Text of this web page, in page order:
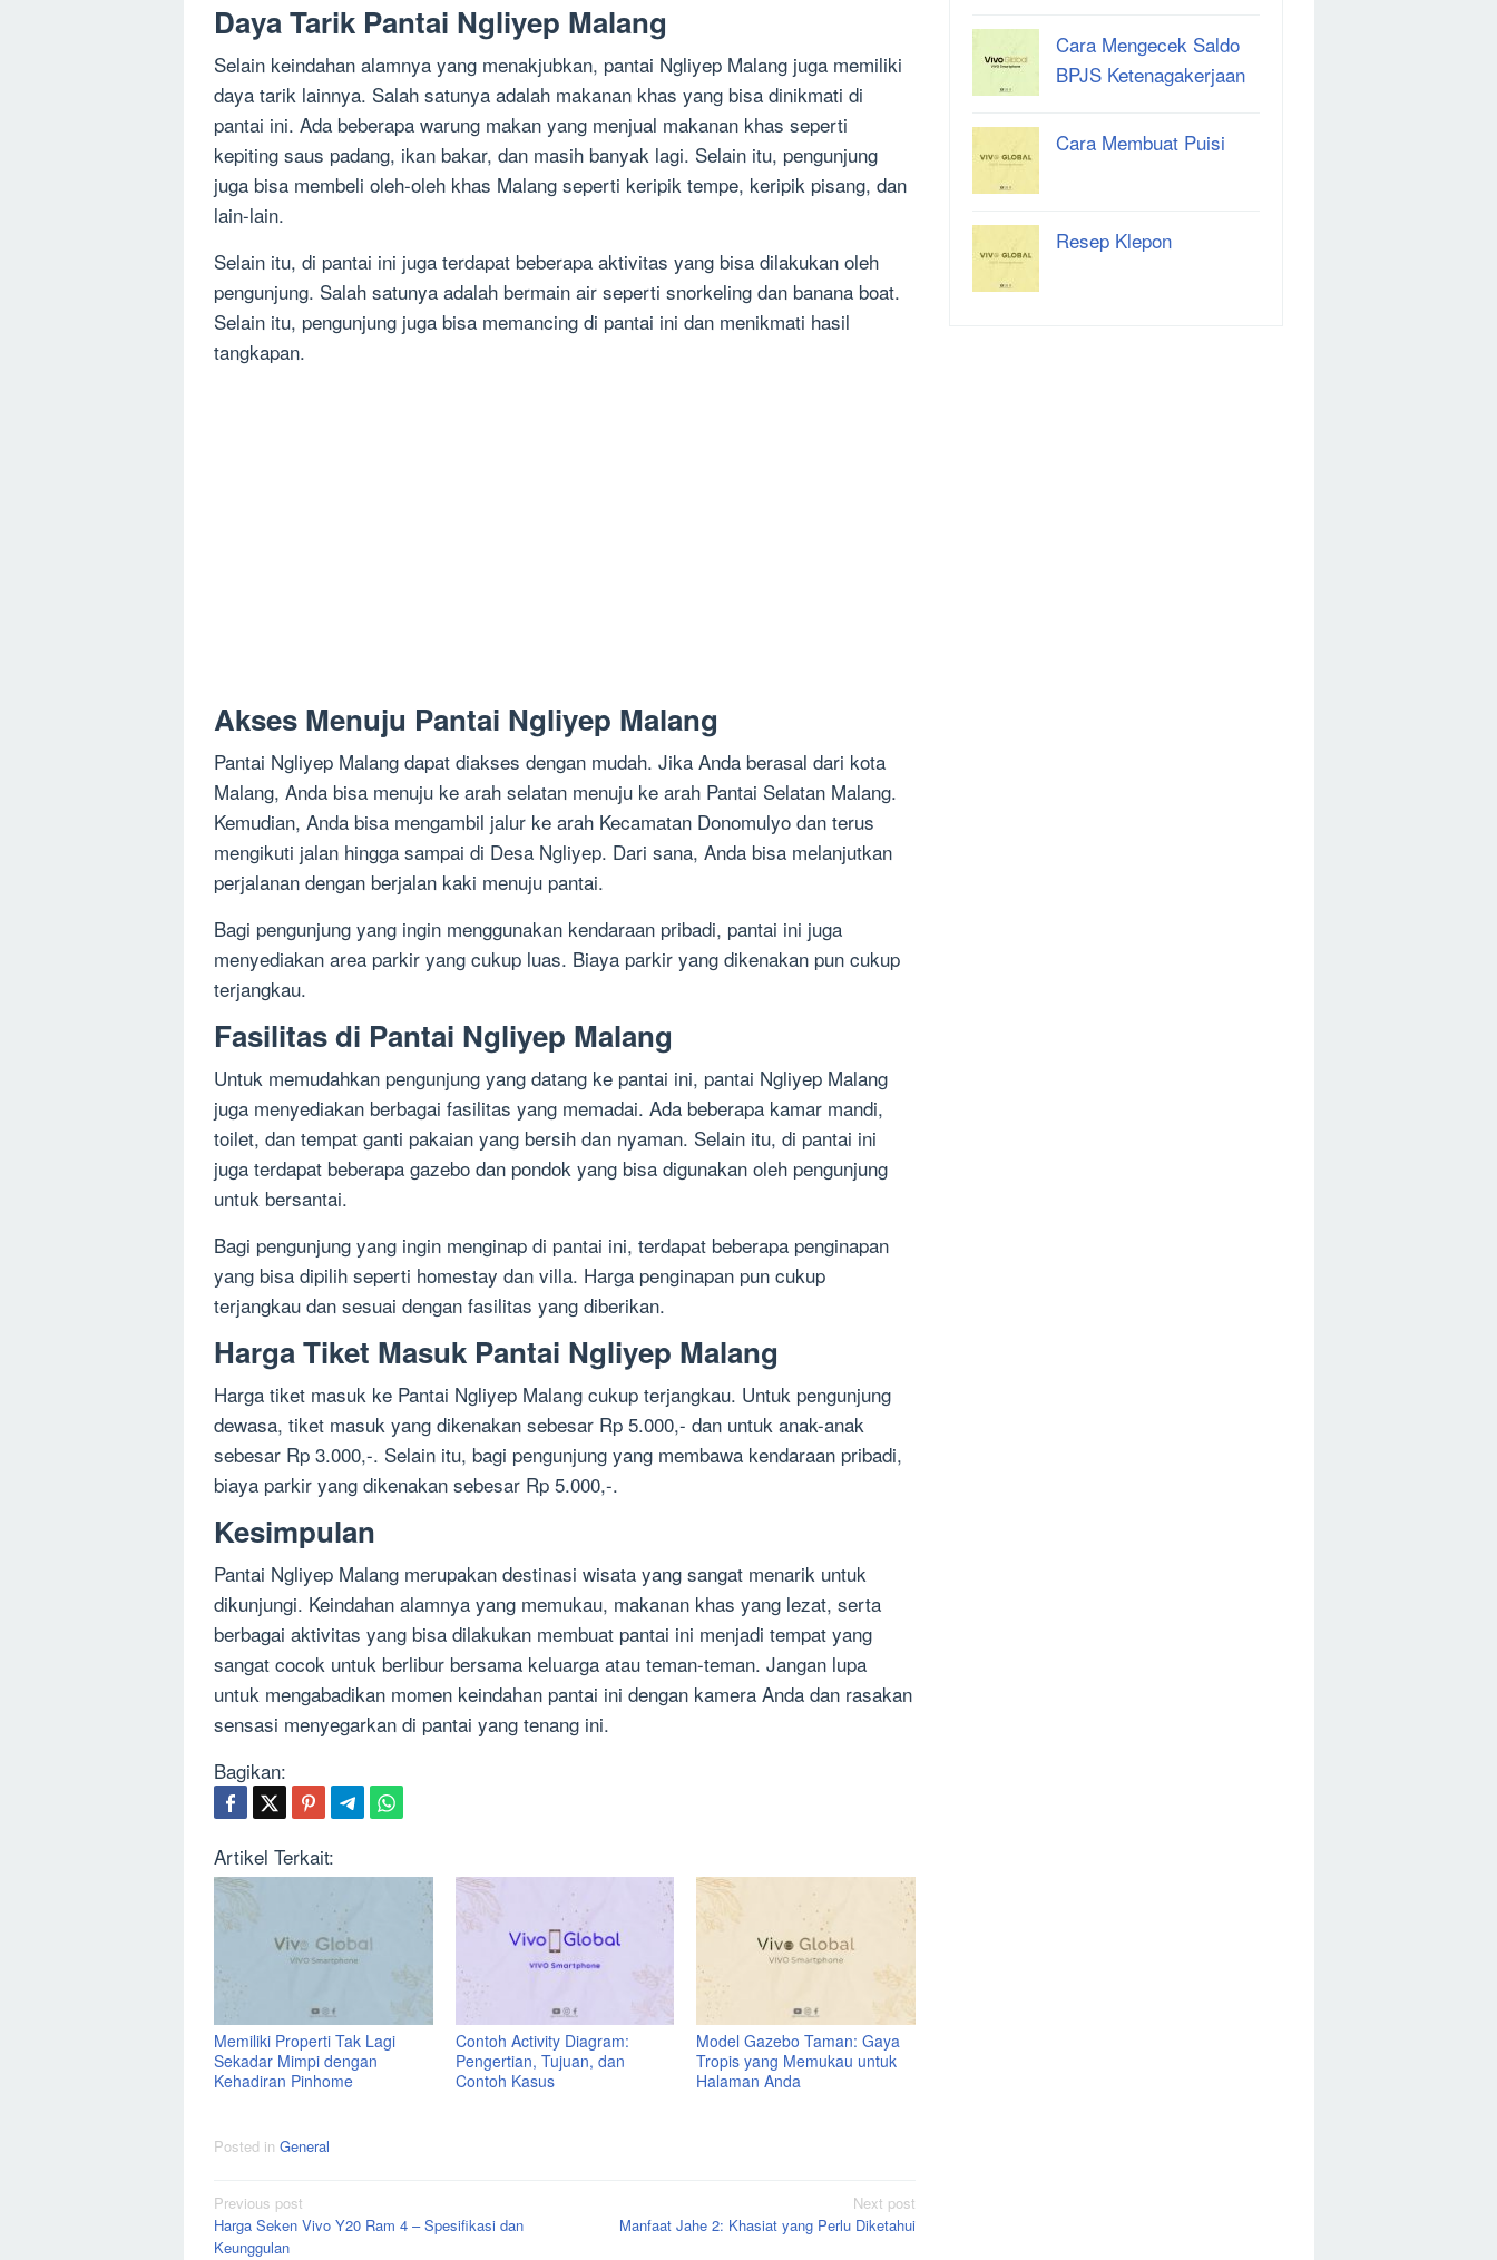
Daya Tarik Pantai Ngliyep Malang
Selain keindahan alamnya yang menakjubkan, pantai Ngliyep Malang juga memiliki
daya tarik lainnya. Salah satunya adalah makanan khas yang bisa dinikmati di
pantai ini. Ada beberapa warung makan yang menjual makanan khas seperti
kepiting saus padang, ikan bakar, dan masih banyak lagi. Selain itu, pengunjung
juga bisa membeli oleh-oleh khas Malang seperti keripik tempe, keripik pisang, dan
lain-lain.
Selain itu, di pantai ini juga terdapat beberapa aktivitas yang bisa dilakukan oleh
pengunjung. Salah satunya adalah bermain air seperti snorkeling dan banana boat.
Selain itu, pengunjung juga bisa memancing di pantai ini dan menikmati hasil
tangkapan.
Akses Menuju Pantai Ngliyep Malang
Pantai Ngliyep Malang dapat diakses dengan mudah. Jika Anda berasal dari kota
Malang, Anda bisa menuju ke arah selatan menuju ke arah Pantai Selatan Malang.
Kemudian, Anda bisa mengambil jalur ke arah Kecamatan Donomulyo dan terus
mengikuti jalan hingga sampai di Desa Ngliyep. Dari sana, Anda bisa melanjutkan
perjalanan dengan berjalan kaki menuju pantai.
Bagi pengunjung yang ingin menggunakan kendaraan pribadi, pantai ini juga
menyediakan area parkir yang cukup luas. Biaya parkir yang dikenakan pun cukup
terjangkau.
Fasilitas di Pantai Ngliyep Malang
Untuk memudahkan pengunjung yang datang ke pantai ini, pantai Ngliyep Malang
juga menyediakan berbagai fasilitas yang memadai. Ada beberapa kamar mandi,
toilet, dan tempat ganti pakaian yang bersih dan nyaman. Selain itu, di pantai ini
juga terdapat beberapa gazebo dan pondok yang bisa digunakan oleh pengunjung
untuk bersantai.
Bagi pengunjung yang ingin menginap di pantai ini, terdapat beberapa penginapan
yang bisa dipilih seperti homestay dan villa. Harga penginapan pun cukup
terjangkau dan sesuai dengan fasilitas yang diberikan.
Harga Tiket Masuk Pantai Ngliyep Malang
Harga tiket masuk ke Pantai Ngliyep Malang cukup terjangkau. Untuk pengunjung
dewasa, tiket masuk yang dikenakan sebesar Rp 5.000,- dan untuk anak-anak
sebesar Rp 3.000,-. Selain itu, bagi pengunjung yang membawa kendaraan pribadi,
biaya parkir yang dikenakan sebesar Rp 5.000,-.
Kesimpulan
Pantai Ngliyep Malang merupakan destinasi wisata yang sangat menarik untuk
dikunjungi. Keindahan alamnya yang memukau, makanan khas yang lezat, serta
berbagai aktivitas yang bisa dilakukan membuat pantai ini menjadi tempat yang
sangat cocok untuk berlibur bersama keluarga atau teman-teman. Jangan lupa
untuk mengabadikan momen keindahan pantai ini dengan kamera Anda dan rasakan
sensasi menyegarkan di pantai yang tenang ini.
Bagikan:
Artikel Terkait:
Memiliki Properti Tak Lagi
Sekadar Mimpi dengan
Kehadiran Pinhome
Contoh Activity Diagram:
Pengertian, Tujuan, dan
Contoh Kasus
Model Gazebo Taman: Gaya
Tropis yang Memukau untuk
Halaman Anda
Posted in General
Post
navigation
Previous post
Harga Seken Vivo Y20 Ram 4 – Spesifikasi dan
Keunggulan
Next post
Manfaat Jahe 2: Khasiat yang Perlu Diketahui
Cara Mengecek Saldo
BPJS Ketenagakerjaan
Cara Membuat Puisi
Resep Klepon